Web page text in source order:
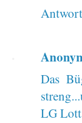
Das
LG